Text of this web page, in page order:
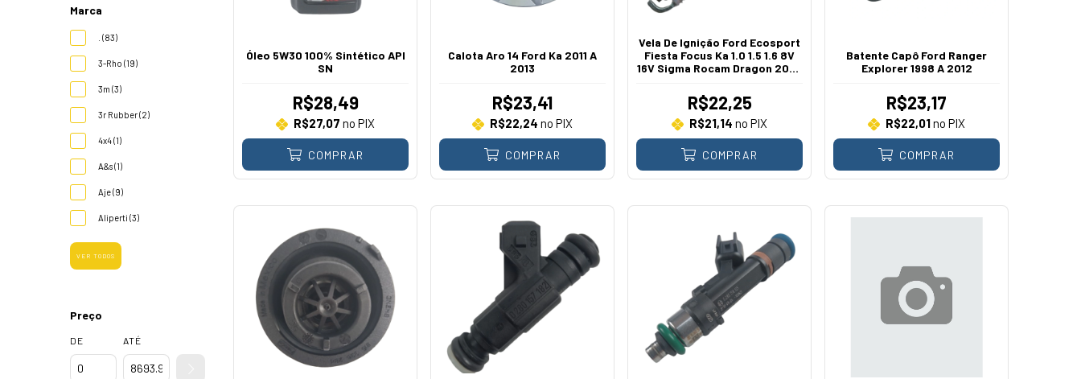
Marca
. (83)
3-Rho (19)
3m (3)
3r Rubber (2)
4x4 (1)
A&s (1)
Aje (9)
Aliperti (3)
VER TODOS
Preço
DE ATÉ
Óleo 5W30 100% Sintético API
SN
R$28,49
R$27,07 no PIX
COMPRAR
Calota Aro 14 Ford Ka 2011 A
2013
R$23,41
R$22,24 no PIX
COMPRAR
Vela De Ignição Ford Ecosport
Fiesta Focus Ka 1.0 1.5 1.6 8V
16V Sigma Rocam Dragon 2006
R$22,25
R$21,14 no PIX
COMPRAR
Batente Capô Ford Ranger
Explorer 1998 A 2012
R$23,17
R$22,01no PIX
COMPRAR